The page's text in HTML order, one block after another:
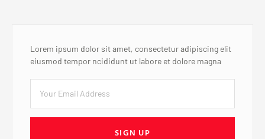
Lorem ipsum dolor sit amet, consectetur adipiscing elit
eiusmod tempor ncididunt ut labore et dolore magna
SIGN UP